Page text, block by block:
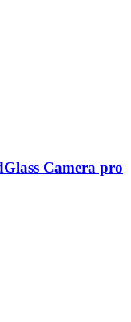
Camera pro